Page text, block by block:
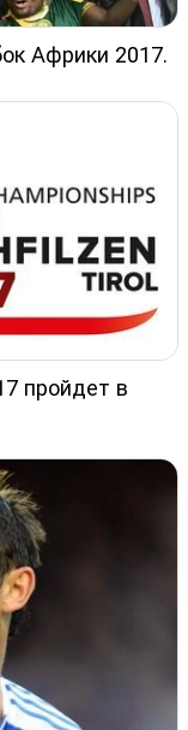
Африки 2017.
пройдет в